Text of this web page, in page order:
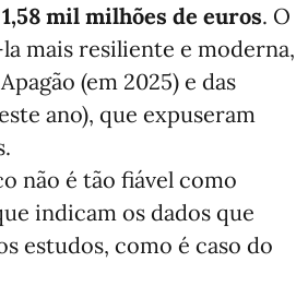
1,58 mil milhões de euros. O
mais resiliente e moderna,
(em 2025) e das
ano), que expuseram
não é tão fiável como
indicam os dados que
estudos, como é caso do